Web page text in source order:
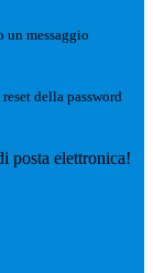
un messaggio
della password
posta elettronica!